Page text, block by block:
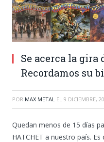
Se acerca la
Recordamos su
POR MAX METAL EL 9 DICIEMBRE,
Quedan menos de 15 días
HATCHET a nuestro país. Es